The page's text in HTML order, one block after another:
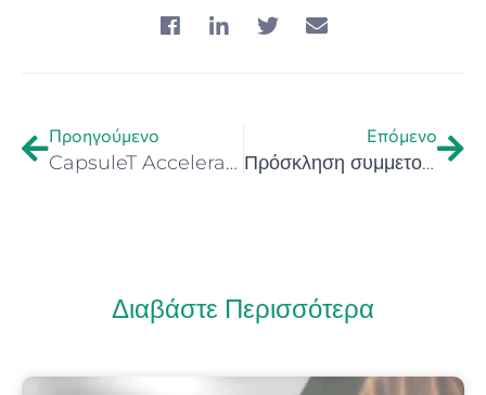
Προηγούμενο
CapsuleT Accelerator «Πλατφόρμα Ιδεών» (Idea Platform) – Διαγωνισμός καινοτόμων ιδεών στον τομέα του τουρισμού και της φιλοξενίας
Επόμενο
Πρόσκληση συμμετοχής στον διεθνή διαγωνισμό νεανικής επιχειρηματικότητας «EUSAIR POPRI youth»
Διαβάστε Περισσότερα